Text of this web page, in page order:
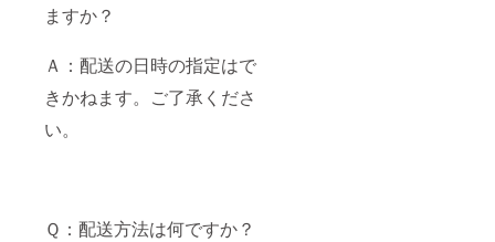
ますか？
Ａ：配送の日時の指定はで
きかねます。ご了承くださ
い。
Ｑ：配送方法は何ですか？